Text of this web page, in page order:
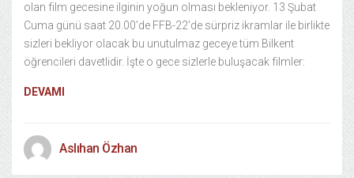
olan film gecesine ilginin yoğun olması bekleniyor. 13 Şubat
Cuma günü saat 20.00’de FFB-22′de sürpriz ikramlar ile birlikte
sizleri bekliyor olacak bu unutulmaz geceye tüm Bilkent
öğrencileri davetlidir. İşte o gece sizlerle buluşacak filmler:
DEVAMI
Aslıhan Özhan